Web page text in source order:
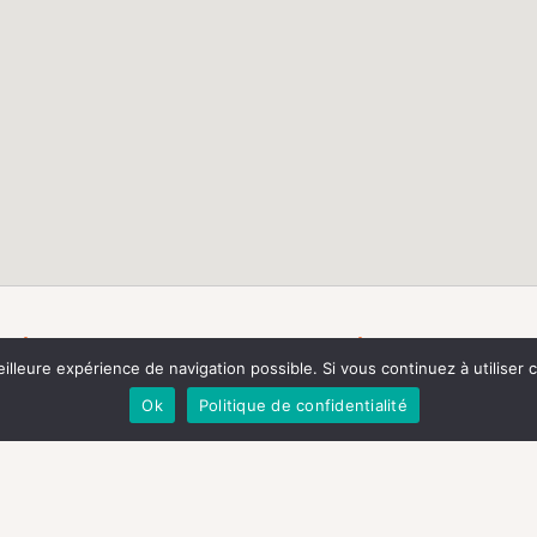
condamnation soit entrée en force, toute
nationale ou internationale est présumée innocente
expérience de navigation possible. Si vous continuez à
Ok
Politique de confidentialité